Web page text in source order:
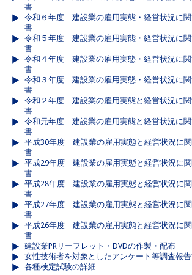
書
令和６年度 建設業の雇用実態・経営状況に
書
令和５年度 建設業の雇用実態・経営状況に
書
令和４年度 建設業の雇用実態・経営状況に
書
令和３年度 建設業の雇用実態・経営状況に
書
令和２年度 建設業の雇用実態と経営状況に
書
令和元年度 建設業の雇用実態と経営状況に
書
平成30年度 建設業の雇用実態と経営状況に
書
平成29年度 建設業の雇用実態と経営状況に
書
平成28年度 建設業の雇用実態と経営状況に
書
平成27年度 建設業の雇用実態と経営状況に
書
平成26年度 建設業の雇用実態と経営状況に
書
建設業PRリーフレット・DVDの作製・配布
女性技術者を対象としたアンケート等調査報告
各種検定試験の詳細